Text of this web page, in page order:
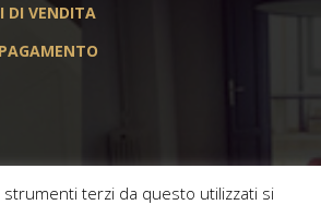
DI VENDITA
terzi da questo utilizzati si